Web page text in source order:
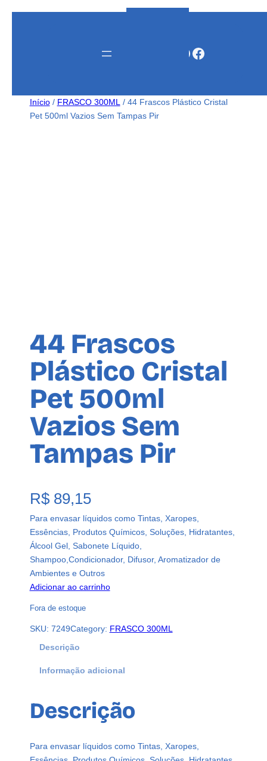
Facebook
Início/ FRASCO 300ML / 44 Frascos Plástico Cristal
Pet 500ml Vazios Sem Tampas Pir
44 Frascos
Plástico Cristal
Pet 500ml
Vazios Sem
Tampas Pir
R$89,15
Para envasar líquidos como Tintas, Xaropes,
Essências, Produtos Químicos, Soluções, Hidratantes,
Álcool Gel, Sabonete Líquido,
Shampoo,Condicionador, Difusor, Aromatizador de
Ambientes e Outros
Adicionar ao carrinho
Fora de estoque
SKU: 7249Category: FRASCO 300ML
Descrição
Informação adicional
Descrição
Para envasar líquidos como Tintas, Xaropes,